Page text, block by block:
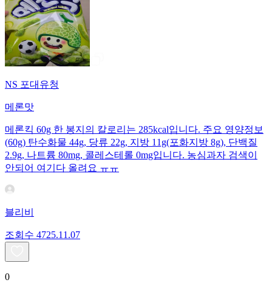
NS 포대유청
메론맛
메론킥 60g 한 봉지의 칼로리는 285kcal입니다. 주요 영양정보
(60g) 탄수화물 44g, 당류 22g, 지방 11g(포화지방 8g), 단백질
2.9g, 나트륨 80mg, 콜레스테롤 0mg입니다. 농심과자 검색이
안되어 여기다 올려요 ㅠㅠ
블리비
조회수 4725.11.07
0